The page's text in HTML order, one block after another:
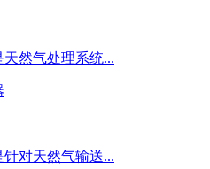
然气处理系统...
对天然气输送...